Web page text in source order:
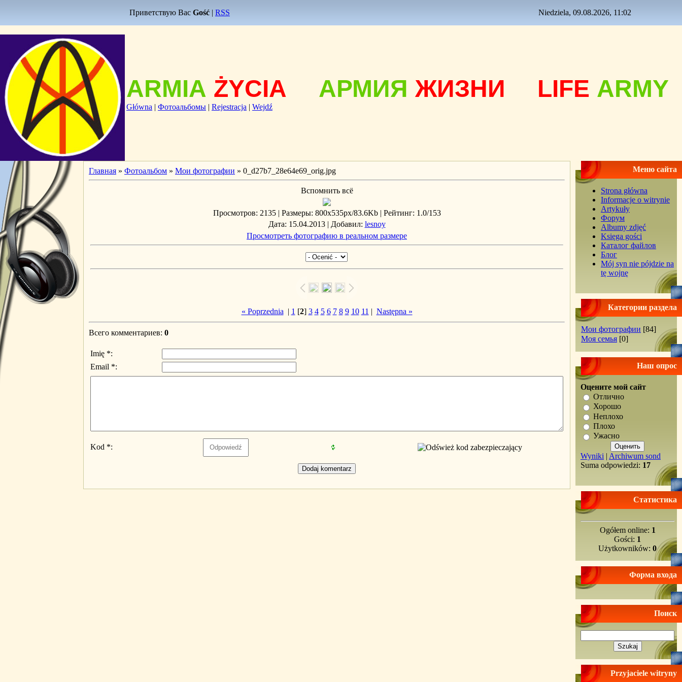
Приветствую Вас Gość | RSS Niedziela, 09.08.2026, 11:02
ARMIA ŻYCIA АРМИЯ ЖИЗНИ LIFE ARMY
Główna | Фотоальбомы | Rejestracja | Wejdź
Главная » Фотоальбом » Мои фотографии » 0_d27b7_28e64e69_orig.jpg
Вспомнить всё
Просмотров: 2135 | Размеры: 800x535px/83.6Kb | Рейтинг: 1.0/153
Дата: 15.04.2013 | Добавил: lesnoy
Просмотреть фотографию в реальном размере
« Poprzednia | 1 [2] 3 4 5 6 7 8 9 10 11 | Następna »
Всего комментариев: 0
Imię *:
Email *:
Kod *:
Меню сайта
Strona główna
Informacje o witrynie
Artykuły
Форум
Albumy zdjęć
Księga gości
Каталог файлов
Блог
Mój syn nie pójdzie na
tę wojnę
Категории раздела
Мои фотографии [84]
Моя семья [0]
Наш опрос
Оцените мой сайт
Отлично
Хорошо
Неплохо
Плохо
Ужасно
Wyniki | Archiwum sond
Suma odpowiedzi: 17
Статистика
Ogółem online: 1
Gości: 1
Użytkowników: 0
Форма входа
Поиск
Przyjaciele witryny